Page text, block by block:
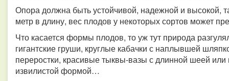
Опора должна быть устойчивой, надежной и высокой,
метр в длину, вес плодов у некоторых сортов может
Что касается формы плодов, то уж тут природа
гигантские груши, круглые кабачки с наплывшей
переростки, красивые тыквы-вазы с длинной шеей
извилистой формой…